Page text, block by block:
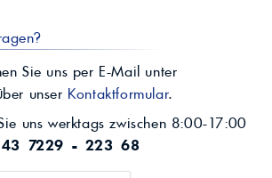
Sie uns per E-Mail unter
unser Kontaktformular.
uns werktags zwischen 8:00-17:00
7229 - 223 68